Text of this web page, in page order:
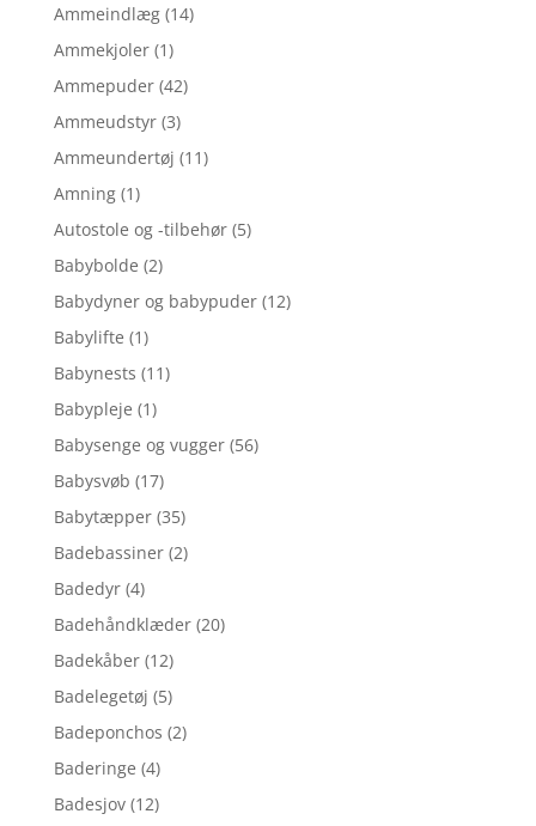
Ammeindlæg (14)
Ammekjoler (1)
Ammepuder (42)
Ammeudstyr (3)
Ammeundertøj (11)
Amning (1)
Autostole og -tilbehør (5)
Babybolde (2)
Babydyner og babypuder (12)
Babylifte (1)
Babynests (11)
Babypleje (1)
Babysenge og vugger (56)
Babysvøb (17)
Babytæpper (35)
Badebassiner (2)
Badedyr (4)
Badehåndklæder (20)
Badekåber (12)
Badelegetøj (5)
Badeponchos (2)
Baderinge (4)
Badesjov (12)